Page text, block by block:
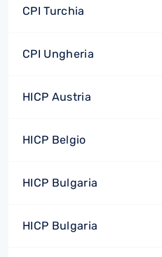
CPI Turchia
CPI Ungheria
HICP Austria
HICP Belgio
HICP Bulgaria
HICP Bulgaria